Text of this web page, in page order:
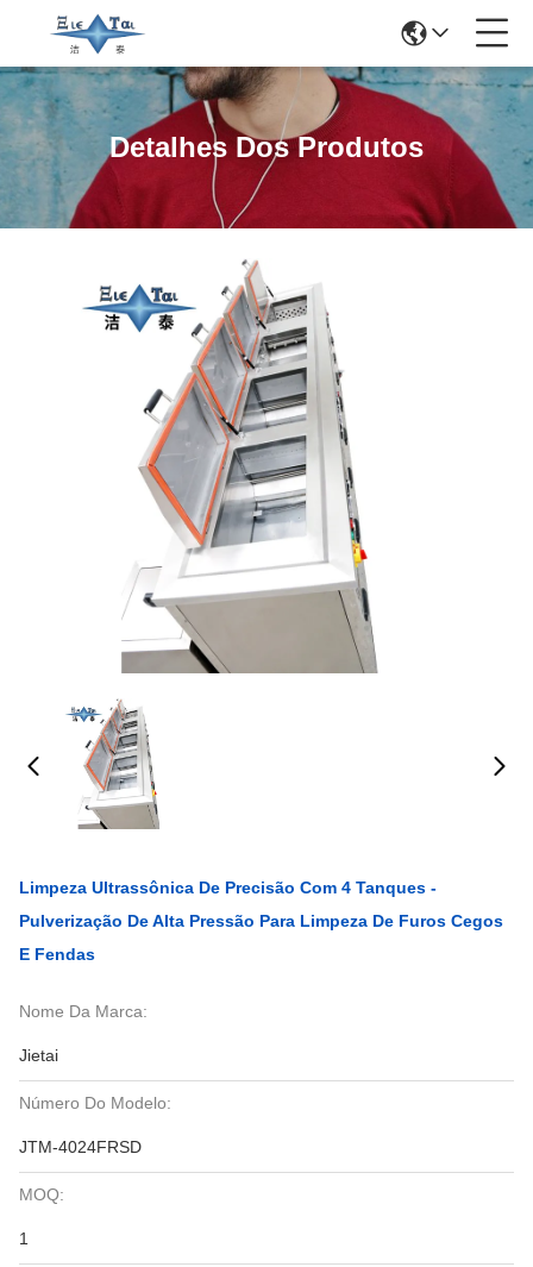
Detalhes Dos Produtos
Limpeza Ultrassônica De Precisão Com 4 Tanques -
Pulverização De Alta Pressão Para Limpeza De Furos Cegos
E Fendas
Nome Da Marca:
Jietai
Número Do Modelo:
JTM-4024FRSD
MOQ:
1